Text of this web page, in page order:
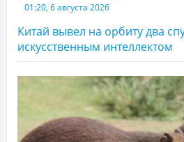
01:20, 6 августа 2026
Китай вывел на орбиту два
искусственным интеллектом